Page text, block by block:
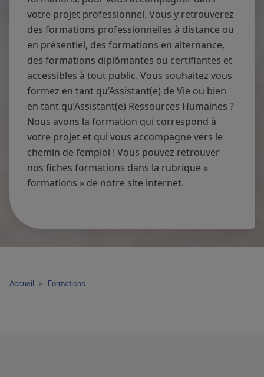
votre projet professionnel. Vous y retrouverez
des formations professionnelles à distance ou
en présentiel, des formations en alternance,
des formations diplômantes ou certifiantes et
accessibles à tout public. Vous souhaitez vous
formez en tant qu’Assistant(e) de Vie ou bien
en tant qu’Assistant(e) Ressources Humaines ?
Nous avons la formation qui correspond à
votre projet et qui vous accompagne vers le
chemin de l’emploi ! Vous pouvez retrouver
nos fiches formations dans la rubrique «
formations » de notre site internet.
Accueil > Formations